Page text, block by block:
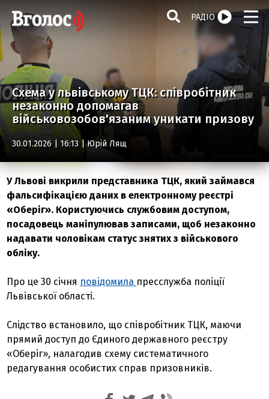
РАДІО
Схема у львівському ТЦК: співробітник
незаконно допомагав
військовозобов'язаним уникати призову
30.01.2026 | 16:13 |Юрій Лящ
У Львові викрили представника ТЦК, який займався
фальсифікацією даних в електронному реєстрі
«Оберіг». Користуючись службовим доступом,
посадовець маніпулював записами, щоб незаконно
надавати чоловікам статус знятих з військового
обліку.
Про це 30 січня повідомила пресслужба поліції
Львівської області.
Слідство встановило, що співробітник ТЦК, маючи
прямий доступ до Єдиного державного реєстру
«Оберіг», налагодив схему систематичного
редагування особистих справ призовників.